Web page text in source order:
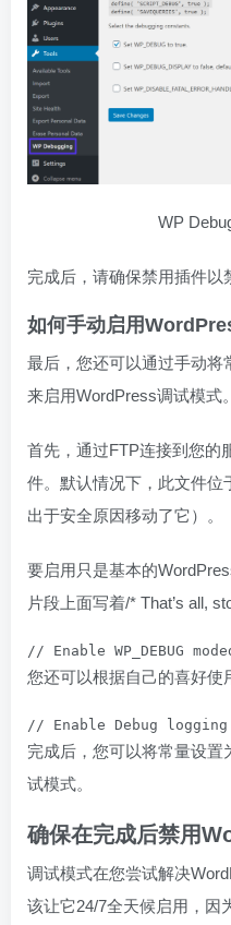
WP
完成后，请确保禁用插件以
如何手动启用
最后，您还可以通过手动将
来启用WordPress调试模式。
首先，通过FTP连接到您的
件。默认情况下，此文件位
出于安全原因移动了它）。
要启用只是基本的
片段上面写着/* That’s all,
// Enable WP_DEBUG
您还可以根据自己的喜好使
// Enable Debug
完成后，您可以将常量设置
试模式。
确保在完成后禁用
调试模式在您尝试解决
该让它24/7全天候启用，因